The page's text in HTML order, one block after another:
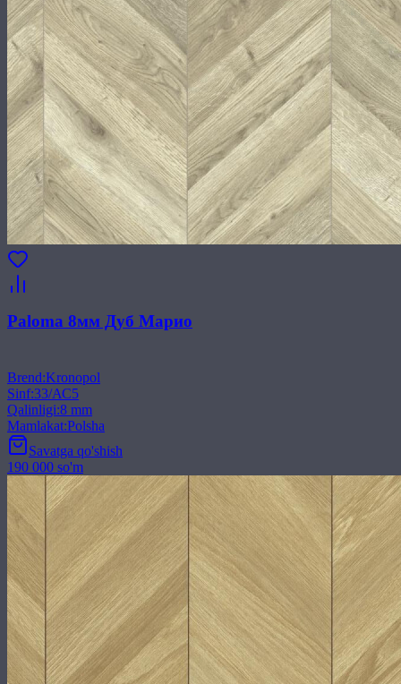
Paloma 8мм Дуб Марио
Brend:Kronopol
Sinf:33/АС5
Qalinligi:8 mm
Mamlakat:Polsha
Savatga qo'shish
190 000 so'm